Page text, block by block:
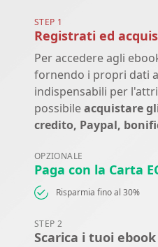
STEP 1
Registrati ed
Per accedere agli
fornendo i propri dati
indispensabili per
possibileacquistare
credito, Paypal,
OPZIONALE
Paga con la Carta
Risparmia fino al 30%
STEP 2
Scarica i tuoi ebook